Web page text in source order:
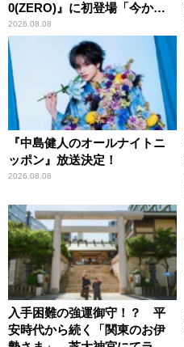
0(ZERO)』に初登場「今から
とてもワクワクしておりま
す！」
2026.08.08
『中島健人のオールナイトニ
ッポン』放送決定！
2026.08.08
入手困難の強運御守！？ 平
安時代から続く「関東のお伊